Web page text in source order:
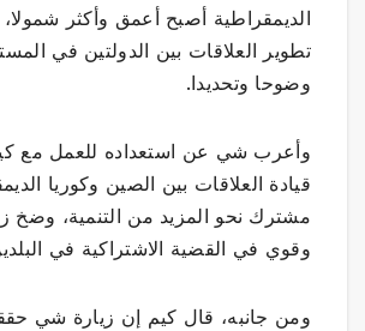
الديمقراطية أصبح أعمق وأكثر شمولا،
تطوير العلاقات بين الدولتين في
وضوحا وتحديدا.
وأعرب شي عن استعداده للعمل مع
قيادة العلاقات بين الصين وكوريا
مشترك نحو المزيد من التنمية، وضخ
وقوي في القضية الاشتراكية في
ومن جانبه، قال كيم إن زيارة شي